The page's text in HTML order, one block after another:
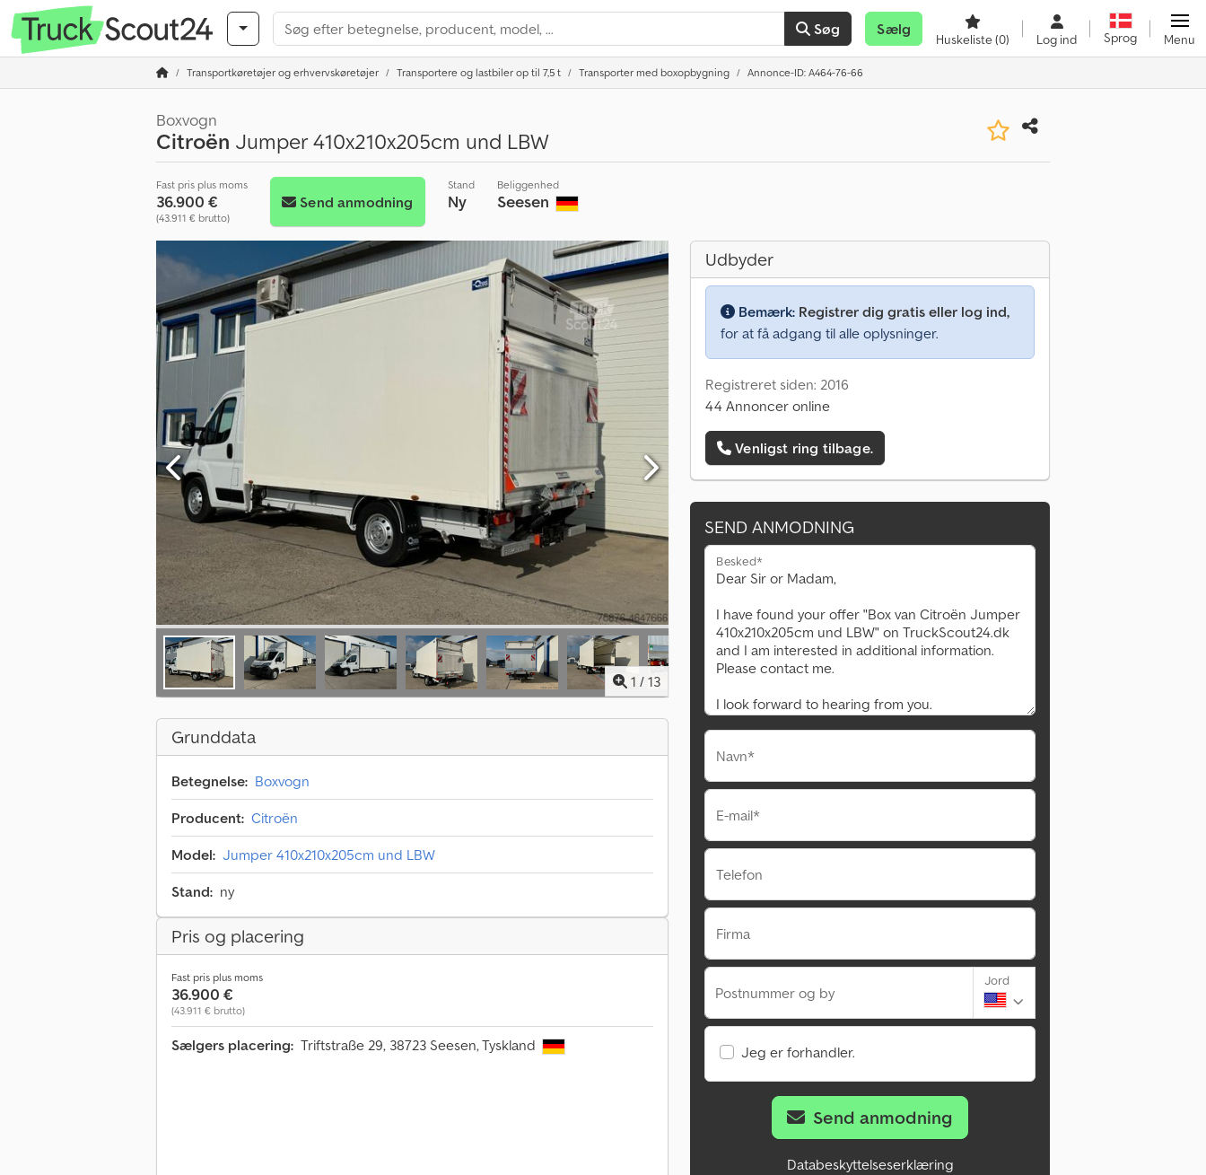
Søg Sælg
Huskeliste(0) Log ind Sprog Menu
Transportkøretøjer og erhvervskøretøjer Transportere og lastbiler op til 7,5 t Transporter med boxopbygning Annonce-ID: A464-76-66
Boxvogn
Citroën Jumper 410x210x205cm und LBW
Fast pris plus moms
36.900 €
(43.911 € brutto)
Send anmodning
Stand
Ny
Beliggenhed
Seesen
1 / 13
Grunddata
Betegnelse: Boxvogn
Producent: Citroën
Model: Jumper 410x210x205cm und LBW
Stand: ny
Pris og placering
Fast pris plus moms
36.900 €
(43.911 € brutto)
Sælgers placering: Triftstraße 29, 38723 Seesen, Tyskland
Udbyder
Bemærk: Registrer dig gratis eller log ind,
for at få adgang til alle oplysninger.
Registreret siden: 2016
44 Annoncer online
Venligst ring tilbage.
SEND ANMODNING
Besked*
Navn*
E-mail*
Telefon
Firma
Postnummer og by
Jord
Jeg er forhandler.
Send anmodning
Databeskyttelseserklæring